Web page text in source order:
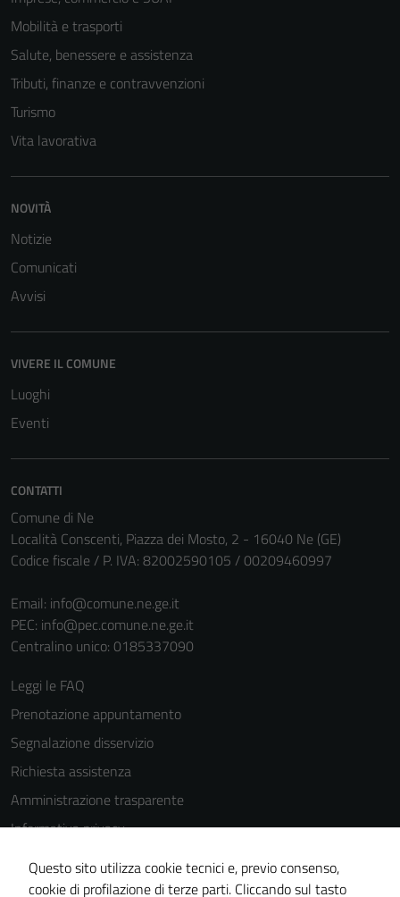
Mobilità e trasporti
Salute, benessere e assistenza
Tributi, finanze e contravvenzioni
Turismo
Vita lavorativa
NOVITÀ
Notizie
Comunicati
Avvisi
VIVERE IL COMUNE
Luoghi
Eventi
CONTATTI
Comune di Ne
Località Conscenti, Piazza dei Mosto, 2 - 16040 Ne (GE)
Codice fiscale / P. IVA: 82002590105 / 00209460997
Email: info@comune.ne.ge.it
PEC: info@pec.comune.ne.ge.it
Centralino unico: 0185337090
Leggi le FAQ
Prenotazione appuntamento
Segnalazione disservizio
Richiesta assistenza
Amministrazione trasparente
Informativa privacy
Cookie Policy
Note legali
Questo sito utilizza cookie tecnici e, previo consenso,
cookie di profilazione di terze parti. Cliccando sul tasto
Questi cookie
funzionamento
del sito e non
possono